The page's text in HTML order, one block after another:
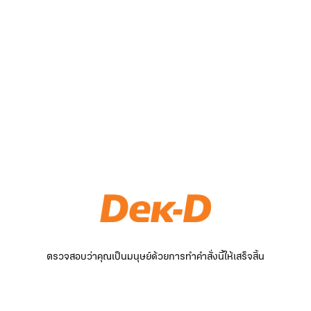
ตรวจสอบว่าคุณเป็นมนุษย์ด้วยการทำคำสั่งนี้ให้เสร็จสิ้น